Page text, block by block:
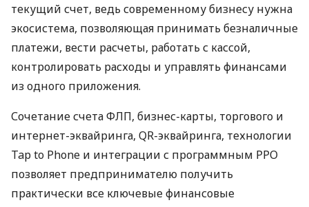
текущий счет, ведь современному бизнесу нужна
экосистема, позволяющая принимать безналичные
платежи, вести расчеты, работать с кассой,
контролировать расходы и управлять финансами
из одного приложения.
Сочетание счета ФЛП, бизнес-карты, торгового и
интернет-эквайринга, QR-эквайринга, технологии
Tap to Phone и интеграции с программным РРО
позволяет предпринимателю получить
практически все ключевые финансовые